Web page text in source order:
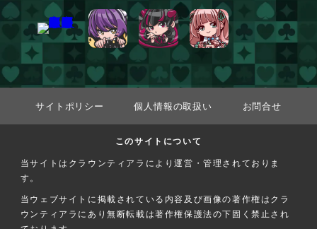
サイトポリシー 個人情報の取扱い お問合せ
このサイトについて
当サイトはクラウンティアラにより運営・管理されておりま
す。
当ウェブサイトに掲載されている内容及び画像の著作権はクラ
ウンティアラにあり無断転載は著作権保護法の下固く禁止され